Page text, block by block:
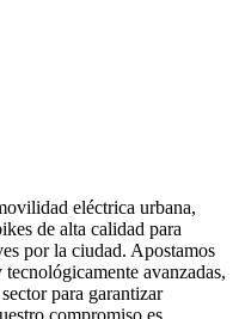
eléctrica urbana,
de alta calidad para
por la ciudad. Apostamos
avanzadas,
para garantizar